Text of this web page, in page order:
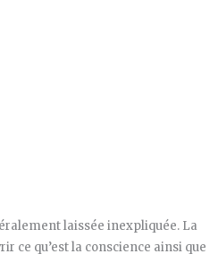
laissée inexpliquée. La
ce qu’est la conscience ainsi que